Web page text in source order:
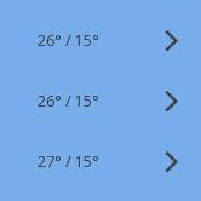
26° / 15°
26° / 15°
27° / 15°